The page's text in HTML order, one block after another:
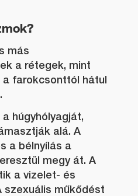
más
a rétegek, mint
a farokcsonttól hátul
húgyhólyagját,
alá. A
a bélnyílás a
megy át. A
a vizelet- és
műkődést